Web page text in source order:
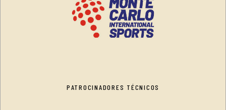
PATROCINADORES TÉCNICOS